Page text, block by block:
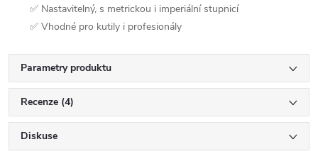
✅ Nastavitelný, s metrickou i imperiální stupnicí
✅ Vhodné pro kutily i profesionály
Parametry produktu
Recenze (4)
Diskuse